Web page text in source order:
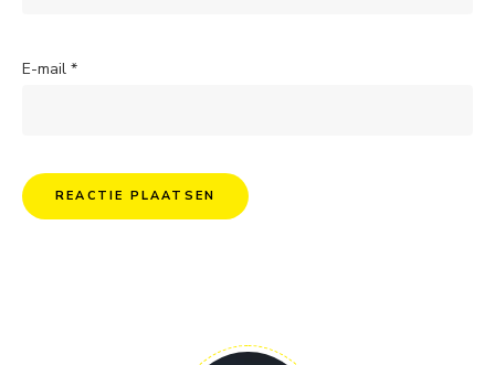
E-mail *